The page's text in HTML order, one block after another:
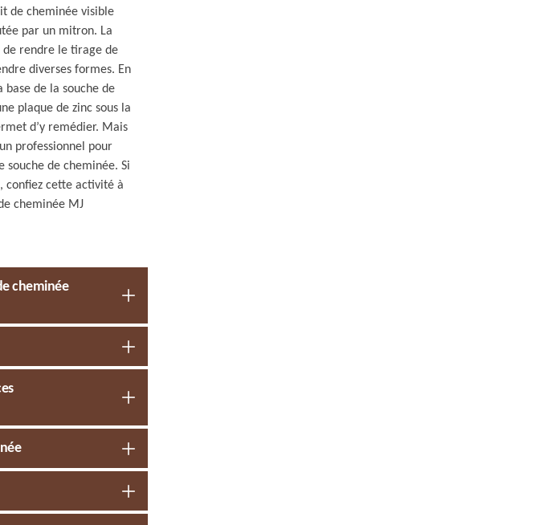
de cheminée visible
par un mitron. La
de rendre le tirage de
diverses formes. En
base de la souche de
plaque de zinc sous la
d’y remédier. Mais
professionnel pour
de cheminée. Si
confiez cette activité à
cheminée MJ
cheminée